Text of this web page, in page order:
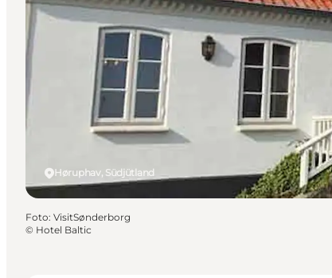
Høruphav, Südjütland
Foto: VisitSønderborg
© Hotel Baltic